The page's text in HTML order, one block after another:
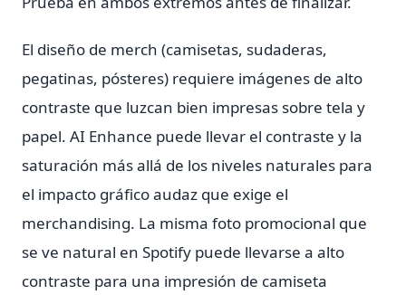
El diseño de merch (camisetas, sudaderas,
pegatinas, pósteres) requiere imágenes de alto
contraste que luzcan bien impresas sobre tela y
papel. AI Enhance puede llevar el contraste y la
saturación más allá de los niveles naturales para
el impacto gráfico audaz que exige el
merchandising. La misma foto promocional que
se ve natural en Spotify puede llevarse a alto
contraste para una impresión de camiseta